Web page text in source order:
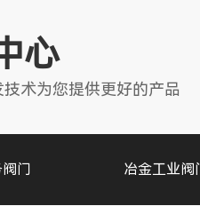
心
术为您提供更好的产品
门 冶金工业阀